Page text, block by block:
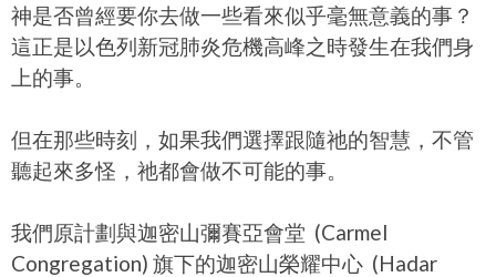
神是否曾經要你去做一些看來似乎毫無意義的事？
這正是以色列新冠肺炎危機高峰之時發生在我們身
上的事。
​但在那些時刻，如果我們選擇跟隨祂的智慧，不管
聽起來多怪，祂都會做不可能的事。
我們原計劃與迦密山彌賽亞會堂 (Carmel
Congregation) 旗下的迦密山榮耀中心 (Hadar